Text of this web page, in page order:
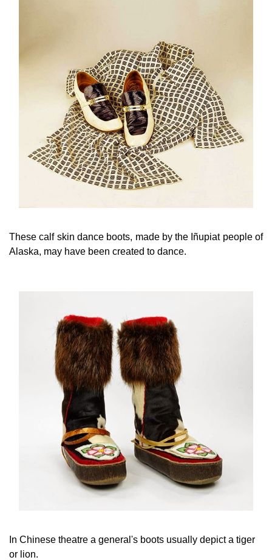
These calf skin dance boots, made by the Iñupiat people of
Alaska, may have been created to dance.
In Chinese theatre a general's boots usually depict a tiger
or lion.